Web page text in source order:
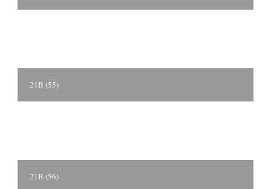
21B (55)
21B (56)